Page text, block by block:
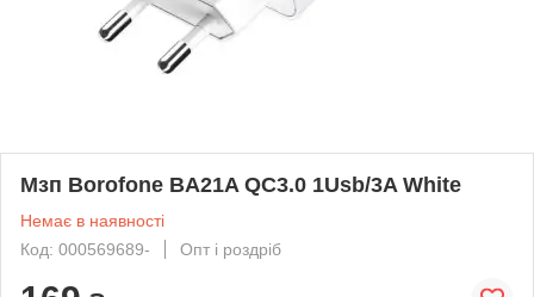
Мзп Borofone BA21A QC3.0 1Usb/3A White
Немає в наявності
Код: 000569689-
Опт і роздріб